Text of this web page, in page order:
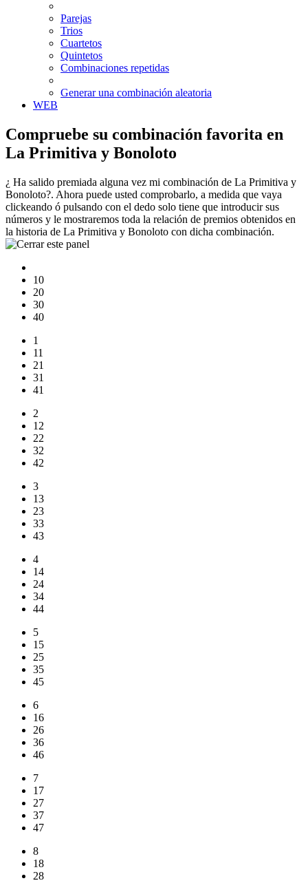
Parejas
Trios
Cuartetos
Quintetos
Combinaciones repetidas
Generar una combinación aleatoria
WEB
Compruebe su combinación favorita en
La Primitiva y Bonoloto
¿ Ha salido premiada alguna vez mi combinación de La Primitiva y
Bonoloto?. Ahora puede usted comprobarlo, a medida que vaya
clickeando ó pulsando con el dedo solo tiene que introducir sus
números y le mostraremos toda la relación de premios obtenidos en
la historia de La Primitiva y Bonoloto con dicha combinación.
10
20
30
40
1
11
21
31
41
2
12
22
32
42
3
13
23
33
43
4
14
24
34
44
5
15
25
35
45
6
16
26
36
46
7
17
27
37
47
8
18
28